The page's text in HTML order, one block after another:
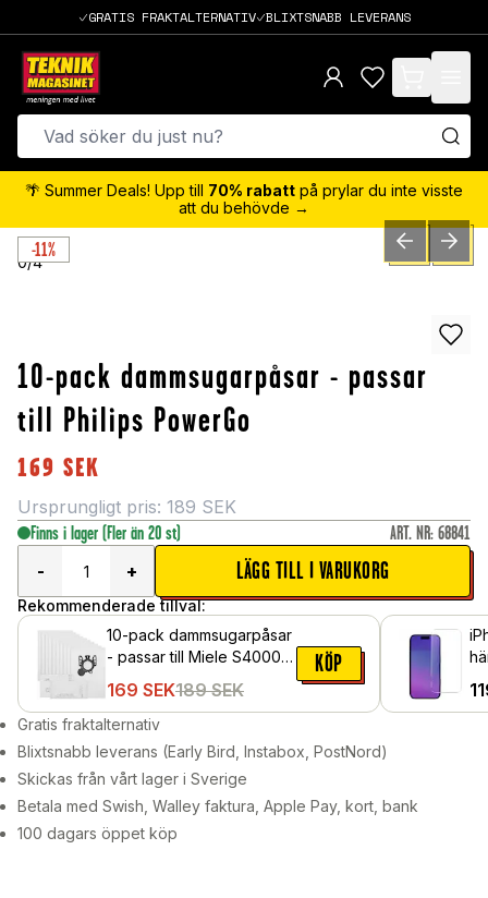
GRATIS FRAKTALTERNATIV BLIXTSNABB LEVERANS
items in cart,
🌴 Summer Deals! Upp till 70% rabatt på prylar du inte visste
att du behövde →
-11%
0/4 PREVIOUSNEXT
10-pack dammsugarpåsar - passar
till Philips PowerGo
169 SEK
Ursprungligt pris: 189 SEK
Finns i lager (Fler än 20 st) ART. NR: 68841
-
+ LÄGG TILL I VARUKORG
Rekommenderade tillval:
10-pack dammsugarpåsar
- passar till Miele S4000-
169 SEK189 SEK
KÖP
Gratis fraktalternativ
Blixtsnabb leverans (Early Bird, Instabox, PostNord)
Skickas från vårt lager i Sverige
Betala med Swish, Walley faktura, Apple Pay, kort, bank
100 dagars öppet köp